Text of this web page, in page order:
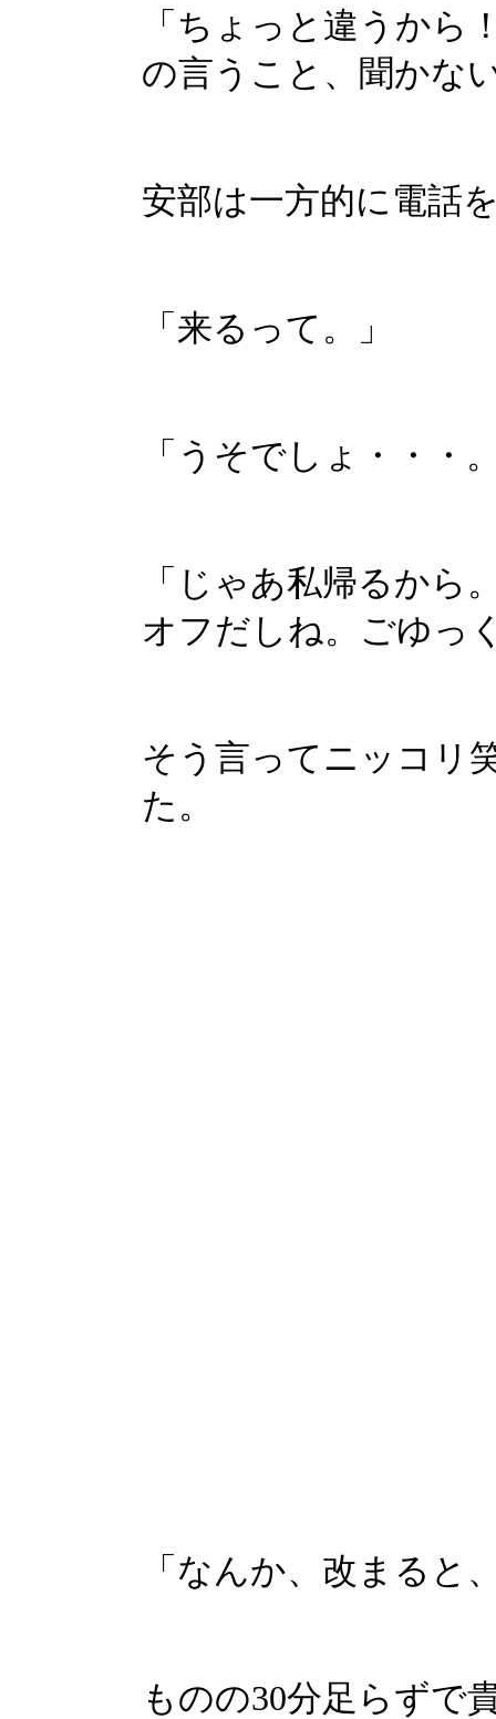
「ちょっと違うから
の言うこと、聞かな
安部は一方的に電話
「来るって。」
「うそでしょ・・・
「じゃあ私帰るから
オフだしね。ごゆっ
そう言ってニッコリ
た。
「なんか、改まると
ものの30分足らずで